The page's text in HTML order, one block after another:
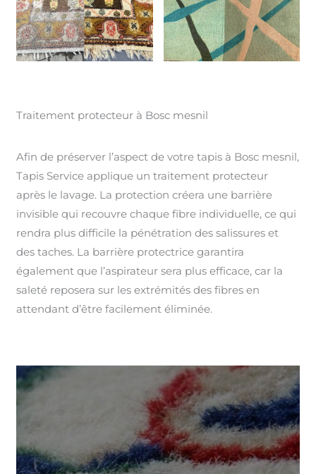
Traitement protecteur à Bosc mesnil
Afin de préserver l’aspect de votre tapis à Bosc mesnil,
Tapis Service applique un traitement protecteur
après le lavage. La protection créera une barrière
invisible qui recouvre chaque fibre individuelle, ce qui
rendra plus difficile la pénétration des salissures et
des taches. La barrière protectrice garantira
également que l’aspirateur sera plus efficace, car la
saleté reposera sur les extrémités des fibres en
attendant d’être facilement éliminée.